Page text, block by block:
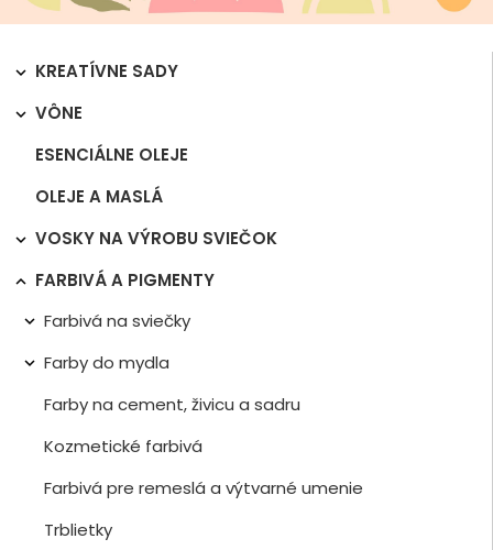
KREATÍVNE SADY

VÔNE

ESENCIÁLNE OLEJE
OLEJE A MASLÁ
VOSKY NA VÝROBU SVIEČOK

FARBIVÁ A PIGMENTY

Farbivá na sviečky

Farby do mydla

Farby na cement, živicu a sadru
Kozmetické farbivá
Farbivá pre remeslá a výtvarné umenie
Trblietky